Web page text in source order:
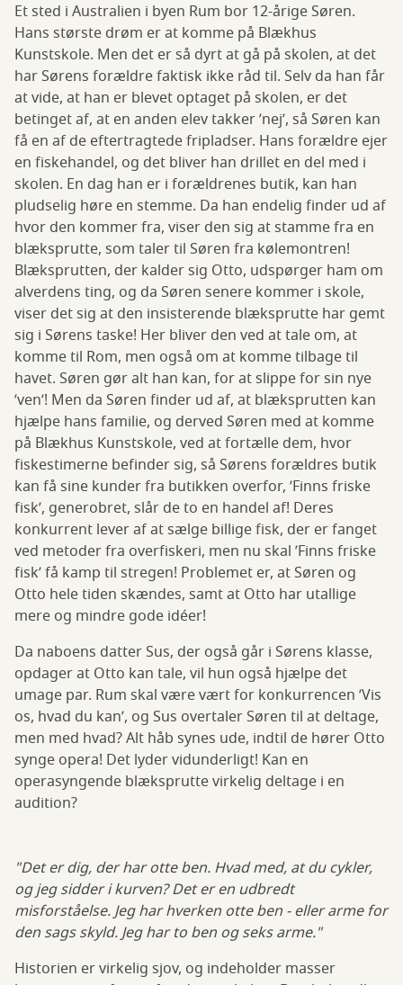
Et sted i Australien i byen Rum bor 12-årige Søren.
Hans største drøm er at komme på Blækhus
Kunstskole. Men det er så dyrt at gå på skolen, at det
har Sørens forældre faktisk ikke råd til. Selv da han får
at vide, at han er blevet optaget på skolen, er det
betinget af, at en anden elev takker ’nej’, så Søren kan
få en af de eftertragtede fripladser. Hans forældre ejer
en fiskehandel, og det bliver han drillet en del med i
skolen. En dag han er i forældrenes butik, kan han
pludselig høre en stemme. Da han endelig finder ud af
hvor den kommer fra, viser den sig at stamme fra en
blæksprutte, som taler til Søren fra kølemontren!
Blæksprutten, der kalder sig Otto, udspørger ham om
alverdens ting, og da Søren senere kommer i skole,
viser det sig at den insisterende blæksprutte har gemt
sig i Sørens taske! Her bliver den ved at tale om, at
komme til Rom, men også om at komme tilbage til
havet. Søren gør alt han kan, for at slippe for sin nye
’ven’! Men da Søren finder ud af, at blæksprutten kan
hjælpe hans familie, og derved Søren med at komme
på Blækhus Kunstskole, ved at fortælle dem, hvor
fiskestimerne befinder sig, så Sørens forældres butik
kan få sine kunder fra butikken overfor, ’Finns friske
fisk’, generobret, slår de to en handel af! Deres
konkurrent lever af at sælge billige fisk, der er fanget
ved metoder fra overfiskeri, men nu skal ’Finns friske
fisk’ få kamp til stregen! Problemet er, at Søren og
Otto hele tiden skændes, samt at Otto har utallige
mere og mindre gode idéer!
Da naboens datter Sus, der også går i Sørens klasse,
opdager at Otto kan tale, vil hun også hjælpe det
umage par. Rum skal være vært for konkurrencen ’Vis
os, hvad du kan’, og Sus overtaler Søren til at deltage,
men med hvad? Alt håb synes ude, indtil de hører Otto
synge opera! Det lyder vidunderligt! Kan en
operasyngende blæksprutte virkelig deltage i en
audition?
"Det er dig, der har otte ben. Hvad med, at du cykler,
og jeg sidder i kurven? Det er en udbredt
misforståelse. Jeg har hverken otte ben - eller arme for
den sags skyld. Jeg har to ben og seks arme."
Historien er virkelig sjov, og indeholder masser